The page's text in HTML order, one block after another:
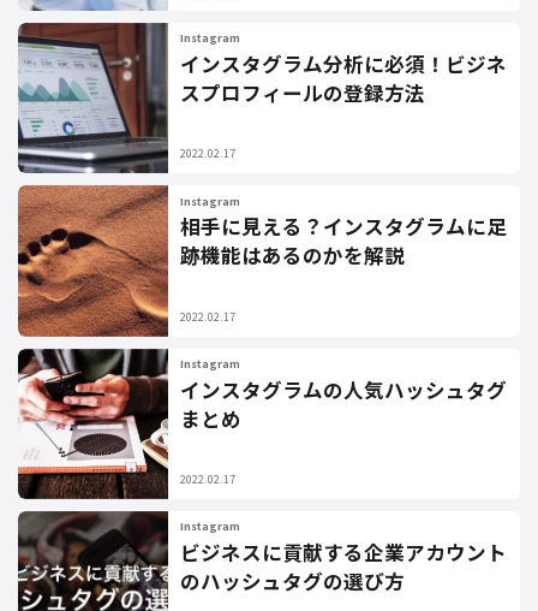
Instagram
インスタグラム分析に必須！ビジネ
スプロフィールの登録方法
2022.02.17
Instagram
相手に見える？インスタグラムに足
跡機能はあるのかを解説
2022.02.17
Instagram
インスタグラムの人気ハッシュタグ
まとめ
2022.02.17
Instagram
ビジネスに貢献する企業アカウント
のハッシュタグの選び方